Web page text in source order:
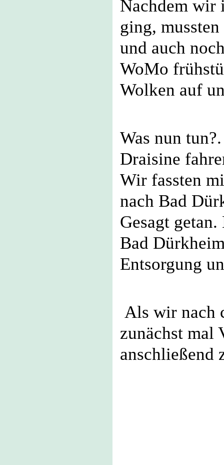
Nachdem wir
ging,
und auch
WoMo
Wolken auf
Was nun
Draisine
Wir fassten
nach Bad
Gesagt
Bad
Entsorgung
Als wir nach
zunächst mal
anschließend